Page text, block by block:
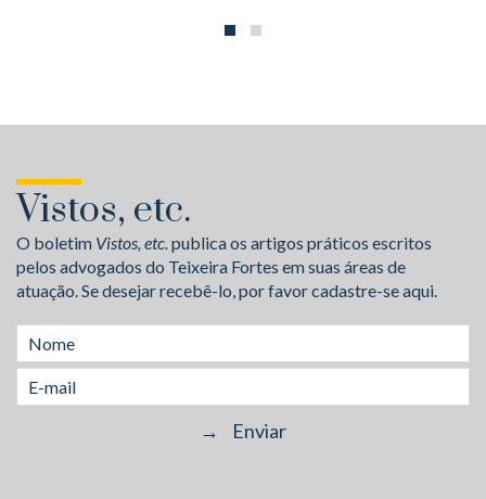
Vistos, etc.
O boletim Vistos, etc.publica os artigos práticos escritos
pelos advogados do Teixeira Fortes em suas áreas de
atuação. Se desejar recebê-lo, por favor cadastre-se aqui.